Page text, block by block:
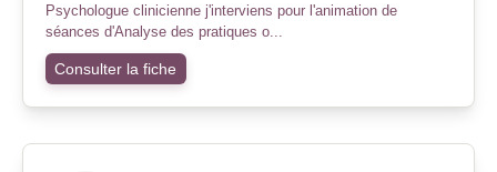
Psychologue clinicienne j'interviens pour l'animation de
séances d'Analyse des pratiques o...
Consulter la fiche